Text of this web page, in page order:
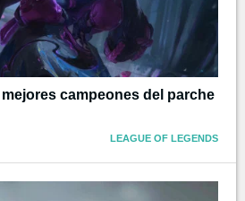
campeones del parche
LEAGUE OF LEGENDS